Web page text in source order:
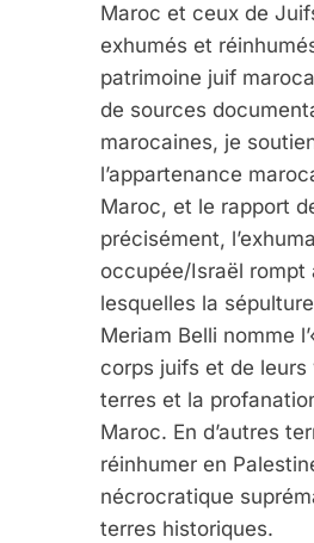
Maroc et ceux de
exhumés et
patrimoine juif
de sources
marocaines, je
l’appartenance
Maroc, et le rapport
précisément,
occupée/Israël
lesquelles la
Meriam Belli nomme
corps juifs et de leurs
terres et la
Maroc. En d’autres
réinhumer en
nécrocratique
terres historiques.